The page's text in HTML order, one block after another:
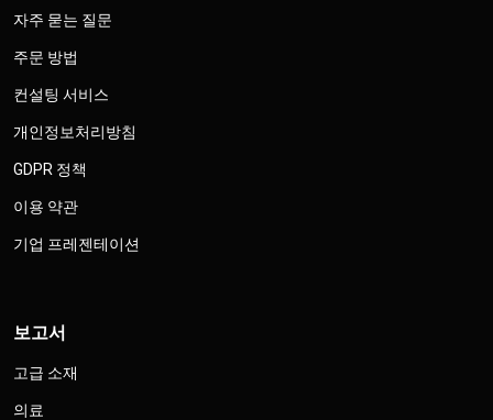
자주 묻는 질문
주문 방법
컨설팅 서비스
개인정보처리방침
GDPR 정책
이용 약관
기업 프레젠테이션
보고서
고급 소재
의료